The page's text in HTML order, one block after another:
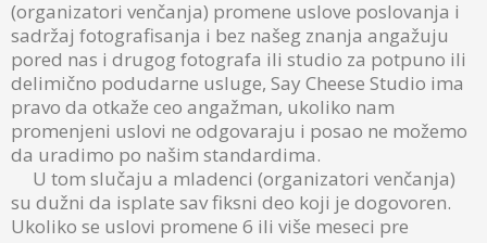
(organizatori venčanja) promene uslove poslovanja i
sadržaj fotografisanja i bez našeg znanja angažuju
pored nas i drugog fotografa ili studio za potpuno ili
delimično podudarne usluge, Say Cheese Studio ima
pravo da otkaže ceo angažman, ukoliko nam
promenjeni uslovi ne odgovaraju i posao ne možemo
da uradimo po našim standardima.
U tom slučaju a mladenci (organizatori venčanja)
su dužni da isplate sav fiksni deo koji je dogovoren.
Ukoliko se uslovi promene 6 ili više meseci pre